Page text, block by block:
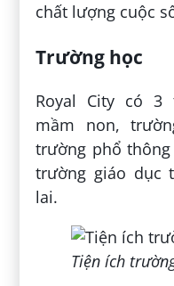
chất lượng cuộc
Trường học
Royal City có 3
mầm non,
trường phổ
trường giáo dục
lai.
Tiện ích